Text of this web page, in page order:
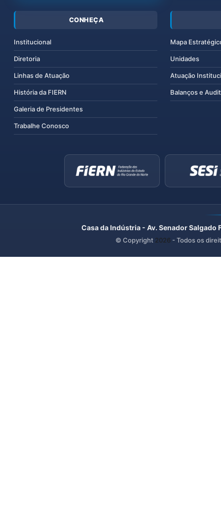
CONHEÇA
Institucional
Diretoria
Linhas de Atuação
História da FIERN
Galeria de Presidentes
Trabalhe Conosco
Mapa
Unidades
Atuação
Balanços e
Casa da Indústria - Av. Senador
© Copyright 2026 - Todos os